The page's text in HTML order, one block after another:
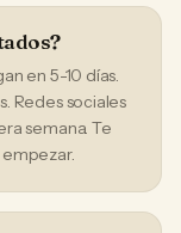
en 5-10 días.
Redes sociales
semana. Te